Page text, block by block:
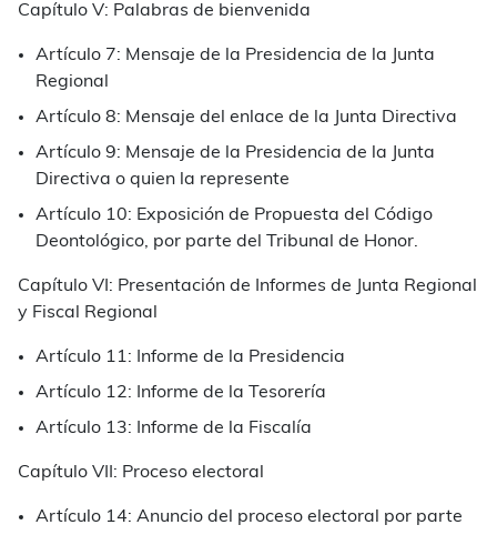
Capítulo V: Palabras de bienvenida
Artículo 7: Mensaje de la Presidencia de la Junta
Regional
Artículo 8: Mensaje del enlace de la Junta Directiva
Artículo 9: Mensaje de la Presidencia de la Junta
Directiva o quien la represente
Artículo 10: Exposición de Propuesta del Código
Deontológico, por parte del Tribunal de Honor.
Capítulo VI: Presentación de Informes de Junta Regional
y Fiscal Regional
Artículo 11: Informe de la Presidencia
Artículo 12: Informe de la Tesorería
Artículo 13: Informe de la Fiscalía
Capítulo VII: Proceso electoral
Artículo 14: Anuncio del proceso electoral por parte